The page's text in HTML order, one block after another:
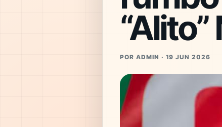
POR ADMIN · 19 JUN 2026